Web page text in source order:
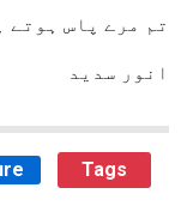
تم مرے پاس ہوتے
انور سدید
Tags